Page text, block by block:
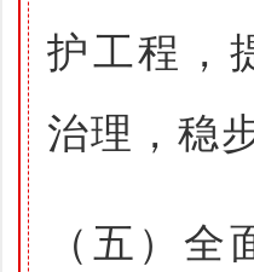
护工程，
治理，稳
（五）